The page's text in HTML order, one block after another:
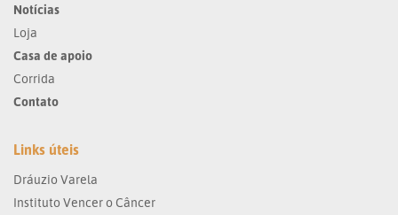
Notícias
Loja
Casa de apoio
Corrida
Contato
Links úteis
Dráuzio Varela
Instituto Vencer o Câncer